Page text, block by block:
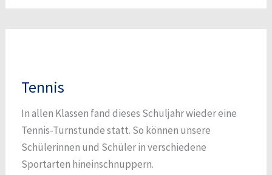
Tennis
In allen Klassen fand dieses Schuljahr wieder eine
Tennis-Turnstunde statt. So können unsere
Schülerinnen und Schüler in verschiedene
Sportarten hineinschnuppern.